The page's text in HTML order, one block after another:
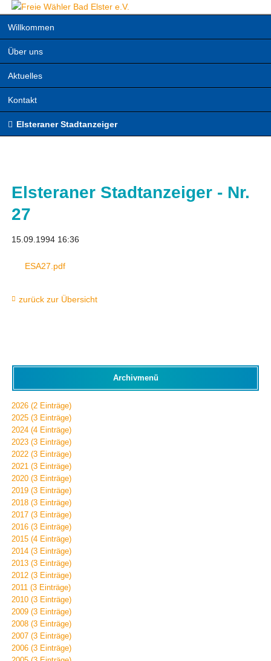
Willkommen
Über uns
Aktuelles
Kontakt
Elsteraner Stadtanzeiger
Elsteraner Stadtanzeiger - Nr.
27
15.09.1994 16:36
ESA27.pdf
zurück zur Übersicht
Archivmenü
2026 (2 Einträge)
2025 (3 Einträge)
2024 (4 Einträge)
2023 (3 Einträge)
2022 (3 Einträge)
2021 (3 Einträge)
2020 (3 Einträge)
2019 (3 Einträge)
2018 (3 Einträge)
2017 (3 Einträge)
2016 (3 Einträge)
2015 (4 Einträge)
2014 (3 Einträge)
2013 (3 Einträge)
2012 (3 Einträge)
2011 (3 Einträge)
2010 (3 Einträge)
2009 (3 Einträge)
2008 (3 Einträge)
2007 (3 Einträge)
2006 (3 Einträge)